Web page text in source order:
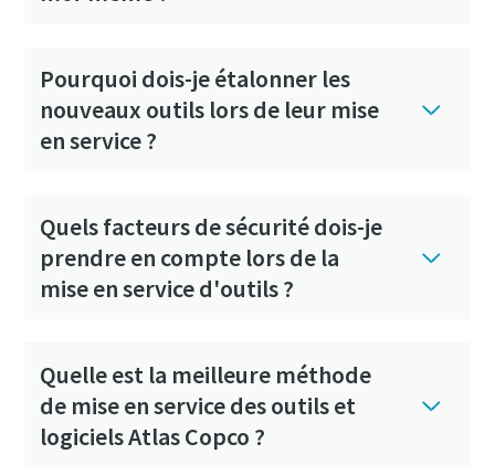
C'est le moment d'étalonner ?
qualité accrédité.​
Faites étalonner vos outils dès maintenant !
Pourquoi dois-je étalonner les
nouveaux outils lors de leur mise
en service ?
Quels facteurs de sécurité dois-je
prendre en compte lors de la
mise en service d'outils ?
Quelle est la meilleure méthode
de mise en service des outils et
logiciels Atlas Copco ?